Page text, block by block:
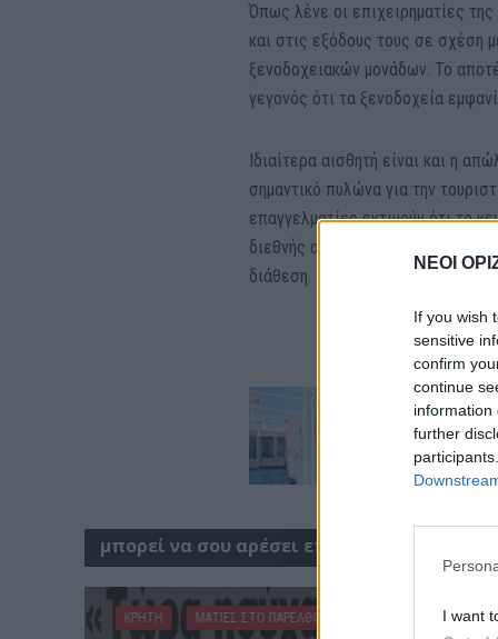
ΝΕΟΙ
If you wish
sensitive
confirm
continue
information
further
I want
Όπως λένε οι επιχειρηματίες
και στις εξόδους τους σε σχέση
ξενοδοχειακών μονάδων. Το
γεγονός ότι τα ξενοδοχεία
Ιδιαίτερα αισθητή είναι και η
σημαντικό πυλώνα για την
επαγγελματίες εκτιμούν ότι το
διεθνής αβεβαιότητα επηρεάζει
διάθεση.
μπορεί να σου αρέσει επίσης
ΚΡΗΤΗ ΜΑΤΙΕΣ ΣΤΟ ΠΑΡΕΛΘΟΝ